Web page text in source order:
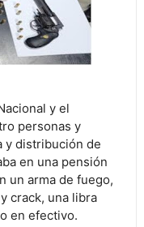
y el
personas y
y distribución de
en una pensión
un arma de fuego,
crack, una libra
en efectivo.